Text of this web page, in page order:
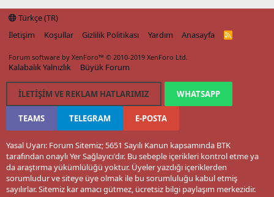
Türkçe (TR)
İletişim
Koşullar Gizlilik Politikası Yardım Anasayfa
R
Forum software by XenForo™ © 2010-2019 XenForo Ltd.
Kalabalık Yalnızlık Büyük Forum
İLETIŞIM VE REKLAM HATLARIMIZ WHATSAPP
TEAMS TELEGRAM E-POSTA
Yasal Uyarı: Forum Sitemiz; 5651 Sayılı Kanun kapsamında BTK
tarafından onaylı Yer Sağlayıcı'dır. Bu sebeple içerikleri kontrol etme ya
da araştırma yükümlülüğü yoktur. Üyeler yazdığı içeriklerden
sorumludur ve siteye üye olmak ile bu sorumluluğu kabul etmiş
sayılırlar. Sitemiz kar amacı gütmez, ücretsiz bilgi paylaşım merkezidir.